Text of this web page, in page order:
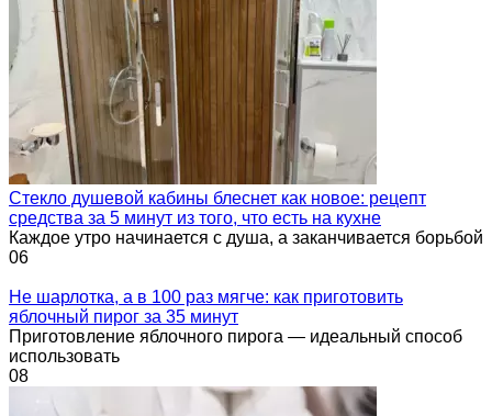
Стекло душевой кабины блеснет как новое: рецепт
средства за 5 минут из того, что есть на кухне
Каждое утро начинается с душа, а заканчивается борьбой
06
Не шарлотка, а в 100 раз мягче: как приготовить
яблочный пирог за 35 минут
Приготовление яблочного пирога — идеальный способ
использовать
08